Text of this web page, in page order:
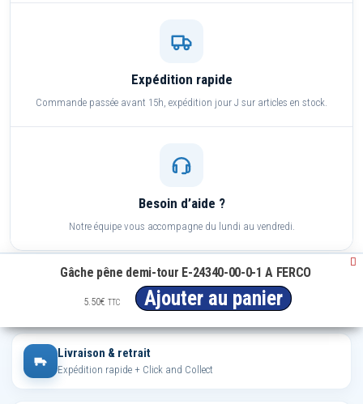
Expédition rapide
Commande passée avant 15h, expédition jour J sur articles en stock.
Besoin d’aide ?
Notre équipe vous accompagne du lundi au vendredi.
Gâche pêne demi-tour E-24340-00-0-1 A FERCO
5.50€ TTC Ajouter au panier
Paiement sécurisé
CB, Visa, Mastercard, PayPal, virement
Livraison & retrait
Expédition rapide + Click and Collect